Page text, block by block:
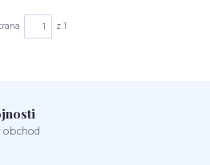
z 1
obchod